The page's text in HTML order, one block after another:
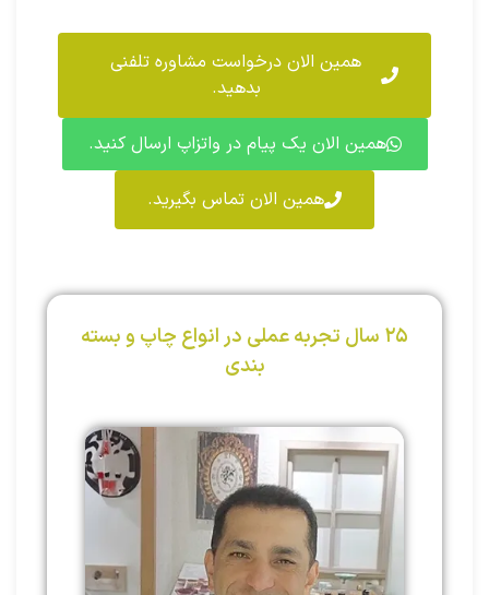
همین الان درخواست مشاوره تلفنی
بدهید.
همین الان یک پیام در واتزاپ ارسال کنید.
همین الان تماس بگیرید.
۲۵ سال تجربه عملی در انواع چاپ و بسته
بندی